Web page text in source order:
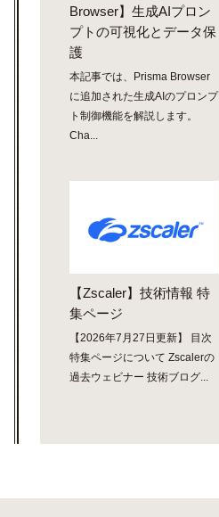
Browser】生成AIプロン
プトの可視化とデータ保
護
本記事では、Prisma Browser
に追加された生成AIのプロンプ
ト制御機能を解説します。
Cha...
【Zscaler】技術情報 特
集ページ
【2026年7月27日更新】 目次
特集ページについて Zscalerの
過去ウェビナー 技術ブログ...